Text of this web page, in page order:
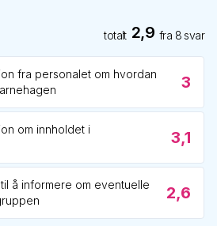
totalt 2,9 fra 8 svar
fra personalet om hvordan
3
om innholdet i
3,1
å informere om eventuelle
2,6